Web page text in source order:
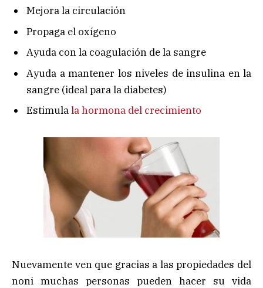
Mejora la circulación
Propaga el oxígeno
Ayuda con la coagulación de la sangre
Ayuda a mantener los niveles de insulina en la
sangre (ideal para la diabetes)
Estimulala hormona del crecimiento
Nuevamente ven que gracias a las propiedades del
noni muchas personas pueden hacer su vida